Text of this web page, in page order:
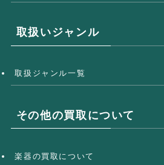
取扱いジャンル
取扱ジャンル一覧
その他の買取について
楽器の買取について